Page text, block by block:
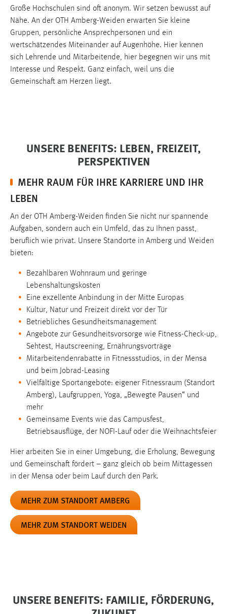
Große Hochschulen sind oft anonym. Wir setzen bewusst auf
Nähe. An der OTH Amberg-Weiden erwarten Sie kleine
Gruppen, persönliche Ansprechpersonen und ein
wertschätzendes Miteinander auf Augenhöhe. Hier kennen
sich Lehrende und Mitarbeitende, hier begegnen wir uns mit
Interesse und Respekt. Ganz einfach, weil uns die
Gemeinschaft am Herzen liegt.
UNSERE BENEFITS: LEBEN, FREIZEIT,
PERSPEKTIVEN
MEHR RAUM FÜR IHRE KARRIERE UND IHR
LEBEN
An der OTH Amberg-Weiden finden Sie nicht nur spannende
Aufgaben, sondern auch ein Umfeld, das zu Ihnen passt,
beruflich wie privat. Unsere Standorte in Amberg und Weiden
bieten:
Bezahlbaren Wohnraum und geringe
Lebenshaltungskosten
Eine exzellente Anbindung in der Mitte Europas
Kultur, Natur und Freizeit direkt vor der Tür
Betriebliches Gesundheitsmanagement
Angebote zur Gesundheitsvorsorge wie Fitness-Check-up,
Sehtest, Hautscreening, Ernährungsvorträge
Mitarbeitendenrabatte in Fitnessstudios, in der Mensa
und beim Jobrad-Leasing
Vielfältige Sportangebote: eigener Fitnessraum (Standort
Amberg), Laufgruppen, Yoga, „Bewegte Pausen“ und
mehr
Gemeinsame Events wie das Campusfest,
Betriebsausflüge, der NOFI-Lauf oder die Weihnachtsfeier
Hier arbeiten Sie in einer Umgebung, die Erholung, Bewegung
und Gemeinschaft fördert – ganz gleich ob beim Mittagessen
in der Mensa oder beim Lauf durch den Park.
MEHR ZUM STANDORT AMBERG
MEHR ZUM STANDORT WEIDEN
UNSERE BENEFITS: FAMILIE, FÖRDERUNG,
chat-frame-style-5e9dbeb1811c0446
Zweck:
Wird benötigt um die Chatfunktion nutzen zu können.
Cookie Laufzeit:
MibewSessionID, mibew-chat-frame-style-
5e9dbeb1811c0446 = Sitzungslaufzeit, mibew_locale = 3
fe_user, be_user, be_lastLoginProvider
Dieser Cookie ist notwendig um sich an der Website
24 Stunden
Statistik Cookies erfassen Informationen anonym.
Diese Informationen helfen uns zu verstehen, wie
unsere Besucher unsere Website nutzen.
Matomo
Name:
_pk_ref, _pk_cvar, _pk_id, _pk_ses
Zweck:
Zugriffsstatistik
Cookie Laufzeit:
Max. 13 Monate
MARKETING
Marketing Cookies werden von Drittanbietern
Sie tun dies, indem sie Besucher über Websites
hinweg verfolgen.
Google Ads